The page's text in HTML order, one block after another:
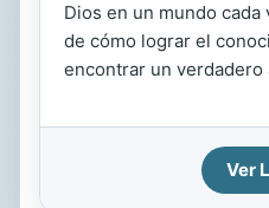
Dios en un mundo
de cómo lograr el
encontrar un verdadero
Ver